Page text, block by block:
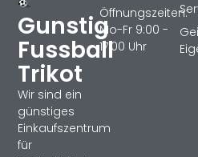
Gunstig
Fussball
Trikot
Wir sind ein
günstiges
Einkaufszentrum
für
Öffnungszeiten:
Mo-Fr 9:00 -
17:00 Uhr